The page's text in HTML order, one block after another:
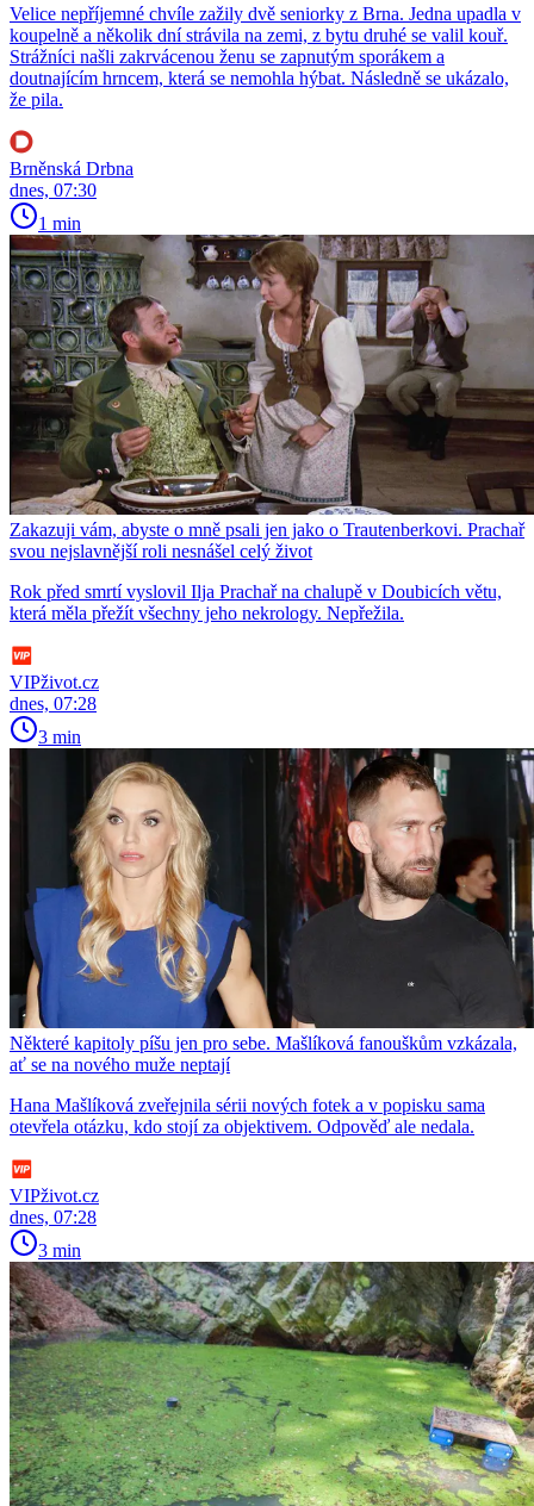
Velice nepříjemné chvíle zažily dvě seniorky z Brna. Jedna upadla v
koupelně a několik dní strávila na zemi, z bytu druhé se valil kouř.
Strážníci našli zakrvácenou ženu se zapnutým sporákem a
doutnajícím hrncem, která se nemohla hýbat. Následně se ukázalo,
že pila.
Brněnská Drbna
dnes, 07:30
1 min
Zakazuji vám, abyste o mně psali jen jako o Trautenberkovi. Prachař
svou nejslavnější roli nesnášel celý život
Rok před smrtí vyslovil Ilja Prachař na chalupě v Doubicích větu,
která měla přežít všechny jeho nekrology. Nepřežila.
VIPživot.cz
dnes, 07:28
3 min
Některé kapitoly píšu jen pro sebe. Mašlíková fanouškům vzkázala,
ať se na nového muže neptají
Hana Mašlíková zveřejnila sérii nových fotek a v popisku sama
otevřela otázku, kdo stojí za objektivem. Odpověď ale nedala.
VIPživot.cz
dnes, 07:28
3 min